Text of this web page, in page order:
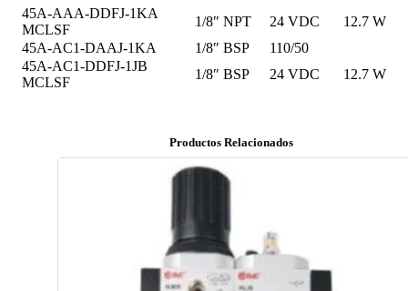
45A-AAA-DDFJ-1KA
MCLSF
1/8″ NPT 24 VDC
12.7 W
45A-AC1-DAAJ-1KA
1/8″ BSP
110/50
45A-AC1-DDFJ-1JB
MCLSF
1/8″ BSP 24 VDC 12.7 W
Productos Relacionados